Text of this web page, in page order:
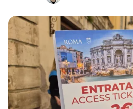
Pokračovať na
Pokračovať s